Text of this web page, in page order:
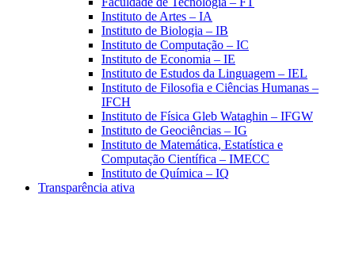
Instituto de Artes – IA
Instituto de Biologia – IB
Instituto de Computação – IC
Instituto de Economia – IE
Instituto de Estudos da Linguagem – IEL
Instituto de Filosofia e Ciências Humanas –
IFCH
Instituto de Física Gleb Wataghin – IFGW
Instituto de Geociências – IG
Instituto de Matemática, Estatística e
Computação Científica – IMECC
Instituto de Química – IQ
Transparência ativa